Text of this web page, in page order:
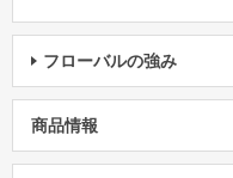
フローバルの強み
商品情報